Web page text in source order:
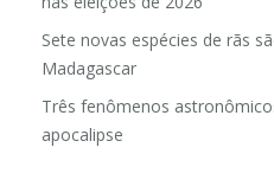
Sete novas espécies de rãs
Madagascar
Três fenômenos
apocalipse